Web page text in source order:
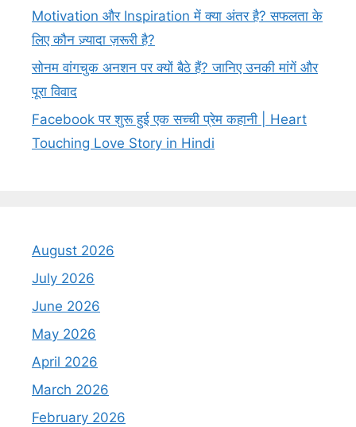
Motivation और Inspiration में क्या अंतर है? सफलता के
लिए कौन ज़्यादा ज़रूरी है?
सोनम वांगचुक अनशन पर क्यों बैठे हैं? जानिए उनकी मांगें और
पूरा विवाद
Facebook पर शुरू हुई एक सच्ची प्रेम कहानी | Heart
Touching Love Story in Hindi
August 2026
July 2026
June 2026
May 2026
April 2026
March 2026
February 2026